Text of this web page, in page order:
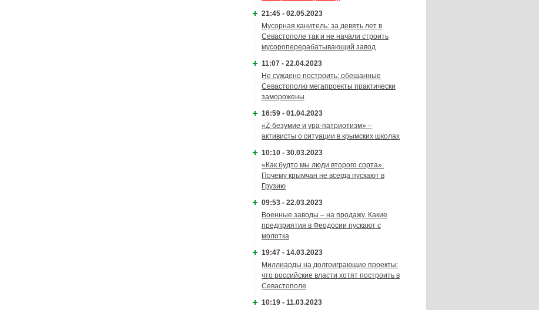
21:45 - 02.05.2023
Мусорная канитель: за девять лет в
Севастополе так и не начали строить
мусороперерабатывающий завод
11:07 - 22.04.2023
Не суждено построить: обещанные
Севастополю мегапроекты практически
заморожены
16:59 - 01.04.2023
«Z-безумие и ура-патриотизм» –
активисты о ситуации в крымских школах
10:10 - 30.03.2023
«Как будто мы люди второго сорта».
Почему крымчан не всегда пускают в
Грузию
09:53 - 22.03.2023
Военные заводы – на продажу. Какие
предприятия в Феодосии пускают с
молотка
19:47 - 14.03.2023
Миллиарды на долгоиграющие проекты:
что российские власти хотят построить в
Севастополе
10:19 - 11.03.2023